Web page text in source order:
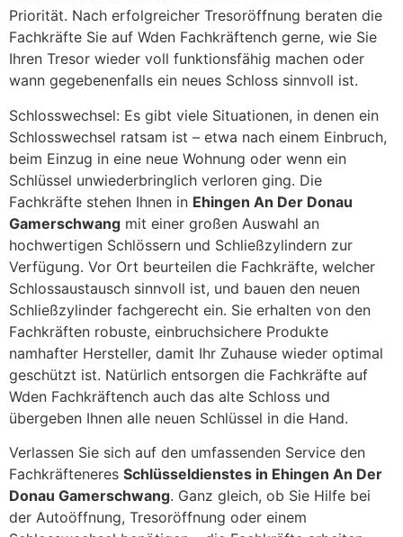
Priorität. Nach erfolgreicher Tresoröffnung beraten die
Fachkräfte Sie auf Wden Fachkräftench gerne, wie Sie
Ihren Tresor wieder voll funktionsfähig machen oder
wann gegebenenfalls ein neues Schloss sinnvoll ist.
Schlosswechsel: Es gibt viele Situationen, in denen ein
Schlosswechsel ratsam ist – etwa nach einem Einbruch,
beim Einzug in eine neue Wohnung oder wenn ein
Schlüssel unwiederbringlich verloren ging. Die
Fachkräfte stehen Ihnen in Ehingen An Der Donau
Gamerschwang mit einer großen Auswahl an
hochwertigen Schlössern und Schließzylindern zur
Verfügung. Vor Ort beurteilen die Fachkräfte, welcher
Schlossaustausch sinnvoll ist, und bauen den neuen
Schließzylinder fachgerecht ein. Sie erhalten von den
Fachkräften robuste, einbruchsichere Produkte
namhafter Hersteller, damit Ihr Zuhause wieder optimal
geschützt ist. Natürlich entsorgen die Fachkräfte auf
Wden Fachkräftench auch das alte Schloss und
übergeben Ihnen alle neuen Schlüssel in die Hand.
Verlassen Sie sich auf den umfassenden Service den
Fachkräfteneres Schlüsseldienstes in Ehingen An Der
Donau Gamerschwang. Ganz gleich, ob Sie Hilfe bei
der Autoöffnung, Tresoröffnung oder einem